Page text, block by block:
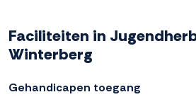
Faciliteiten in
Winterberg
Gehandicapen toegang